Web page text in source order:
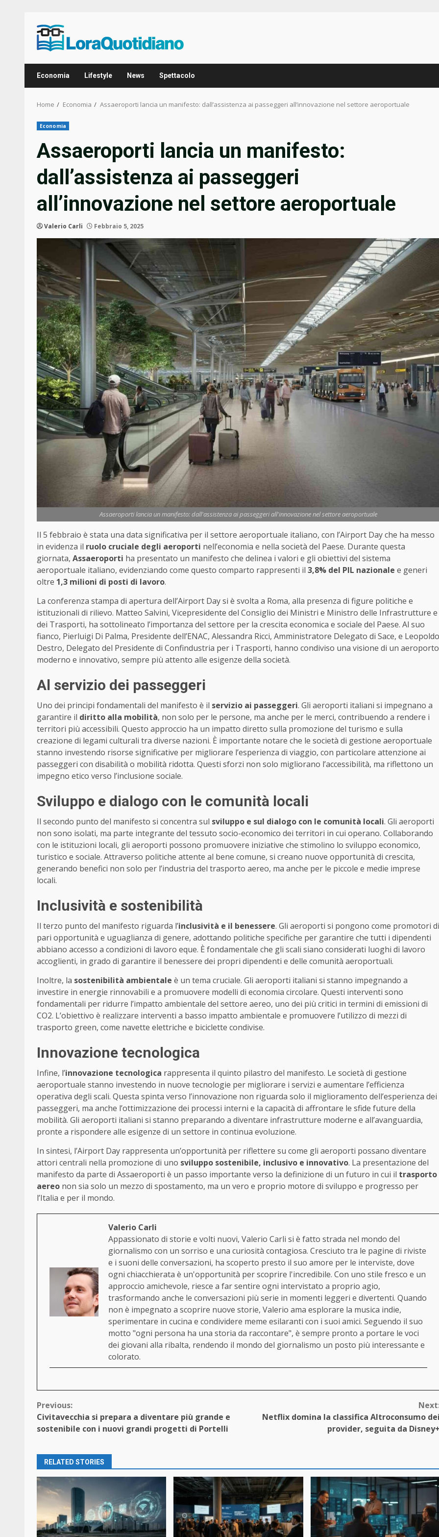
content
Economia Lifestyle News Spettacolo
Home Economia Assaeroporti lancia un manifesto: dall’assistenza ai passeggeri all’innovazione nel settore aeroportuale
Economia
Assaeroporti lancia un manifesto:
dall’assistenza ai passeggeri
all’innovazione nel settore aeroportuale
Valerio Carli Febbraio 5, 2025
Assaeroporti lancia un manifesto: dall'assistenza ai passeggeri all'innovazione nel settore aeroportuale
Il 5 febbraio è stata una data significativa per il settore aeroportuale italiano, con l’Airport Day che ha messo
in evidenza il ruolo cruciale degli aeroporti nell’economia e nella società del Paese. Durante questa
giornata, Assaeroporti ha presentato un manifesto che delinea i valori e gli obiettivi del sistema
aeroportuale italiano, evidenziando come questo comparto rappresenti il 3,8% del PIL nazionale e generi
oltre 1,3 milioni di posti di lavoro.
La conferenza stampa di apertura dell’Airport Day si è svolta a Roma, alla presenza di figure politiche e
istituzionali di rilievo. Matteo Salvini, Vicepresidente del Consiglio dei Ministri e Ministro delle Infrastrutture e
dei Trasporti, ha sottolineato l’importanza del settore per la crescita economica e sociale del Paese. Al suo
fianco, Pierluigi Di Palma, Presidente dell’ENAC, Alessandra Ricci, Amministratore Delegato di Sace, e Leopoldo
Destro, Delegato del Presidente di Confindustria per i Trasporti, hanno condiviso una visione di un aeroporto
moderno e innovativo, sempre più attento alle esigenze della società.
Al servizio dei passeggeri
Uno dei principi fondamentali del manifesto è il servizio ai passeggeri. Gli aeroporti italiani si impegnano a
garantire il diritto alla mobilità, non solo per le persone, ma anche per le merci, contribuendo a rendere i
territori più accessibili. Questo approccio ha un impatto diretto sulla promozione del turismo e sulla
creazione di legami culturali tra diverse nazioni. È importante notare che le società di gestione aeroportuale
stanno investendo risorse significative per migliorare l’esperienza di viaggio, con particolare attenzione ai
passeggeri con disabilità o mobilità ridotta. Questi sforzi non solo migliorano l’accessibilità, ma riflettono un
impegno etico verso l’inclusione sociale.
Sviluppo e dialogo con le comunità locali
Il secondo punto del manifesto si concentra sul sviluppo e sul dialogo con le comunità locali. Gli aeroporti
non sono isolati, ma parte integrante del tessuto socio-economico dei territori in cui operano. Collaborando
con le istituzioni locali, gli aeroporti possono promuovere iniziative che stimolino lo sviluppo economico,
turistico e sociale. Attraverso politiche attente al bene comune, si creano nuove opportunità di crescita,
generando benefici non solo per l’industria del trasporto aereo, ma anche per le piccole e medie imprese
locali.
Inclusività e sostenibilità
Il terzo punto del manifesto riguarda l’inclusività e il benessere. Gli aeroporti si pongono come promotori di
pari opportunità e uguaglianza di genere, adottando politiche specifiche per garantire che tutti i dipendenti
abbiano accesso a condizioni di lavoro eque. È fondamentale che gli scali siano considerati luoghi di lavoro
accoglienti, in grado di garantire il benessere dei propri dipendenti e delle comunità aeroportuali.
Inoltre, la sostenibilità ambientale è un tema cruciale. Gli aeroporti italiani si stanno impegnando a
investire in energie rinnovabili e a promuovere modelli di economia circolare. Questi interventi sono
fondamentali per ridurre l’impatto ambientale del settore aereo, uno dei più critici in termini di emissioni di
CO2. L’obiettivo è realizzare interventi a basso impatto ambientale e promuovere l’utilizzo di mezzi di
trasporto green, come navette elettriche e biciclette condivise.
Innovazione tecnologica
Infine, l’innovazione tecnologica rappresenta il quinto pilastro del manifesto. Le società di gestione
aeroportuale stanno investendo in nuove tecnologie per migliorare i servizi e aumentare l’efficienza
operativa degli scali. Questa spinta verso l’innovazione non riguarda solo il miglioramento dell’esperienza dei
passeggeri, ma anche l’ottimizzazione dei processi interni e la capacità di affrontare le sfide future della
mobilità. Gli aeroporti italiani si stanno preparando a diventare infrastrutture moderne e all’avanguardia,
pronte a rispondere alle esigenze di un settore in continua evoluzione.
In sintesi, l’Airport Day rappresenta un’opportunità per riflettere su come gli aeroporti possano diventare
attori centrali nella promozione di uno sviluppo sostenibile, inclusivo e innovativo. La presentazione del
manifesto da parte di Assaeroporti è un passo importante verso la definizione di un futuro in cui il trasporto
aereo non sia solo un mezzo di spostamento, ma un vero e proprio motore di sviluppo e progresso per
l’Italia e per il mondo.
Valerio Carli
Appassionato di storie e volti nuovi, Valerio Carli si è fatto strada nel mondo del
giornalismo con un sorriso e una curiosità contagiosa. Cresciuto tra le pagine di riviste
e i suoni delle conversazioni, ha scoperto presto il suo amore per le interviste, dove
ogni chiacchierata è un'opportunità per scoprire l'incredibile. Con uno stile fresco e un
approccio amichevole, riesce a far sentire ogni intervistato a proprio agio,
trasformando anche le conversazioni più serie in momenti leggeri e divertenti. Quando
non è impegnato a scoprire nuove storie, Valerio ama esplorare la musica indie,
sperimentare in cucina e condividere meme esilaranti con i suoi amici. Seguendo il suo
motto "ogni persona ha una storia da raccontare", è sempre pronto a portare le voci
dei giovani alla ribalta, rendendo il mondo del giornalismo un posto più interessante e
colorato.
Continue
Reading
Previous:
Civitavecchia si prepara a diventare più grande e
sostenibile con i nuovi grandi progetti di Portelli
Netflix domina la classifica Altroconsumo
provider, seguita da
RELATED STORIES